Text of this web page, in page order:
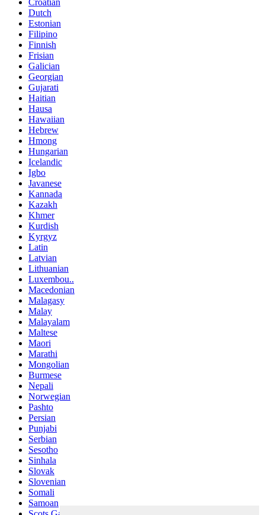
Croatian
Dutch
Estonian
Filipino
Finnish
Frisian
Galician
Georgian
Gujarati
Haitian
Hausa
Hawaiian
Hebrew
Hmong
Hungarian
Icelandic
Igbo
Javanese
Kannada
Kazakh
Khmer
Kurdish
Kyrgyz
Latin
Latvian
Lithuanian
Luxembou..
Macedonian
Malagasy
Malay
Malayalam
Maltese
Maori
Marathi
Mongolian
Burmese
Nepali
Norwegian
Pashto
Persian
Punjabi
Serbian
Sesotho
Sinhala
Slovak
Slovenian
Somali
Samoan